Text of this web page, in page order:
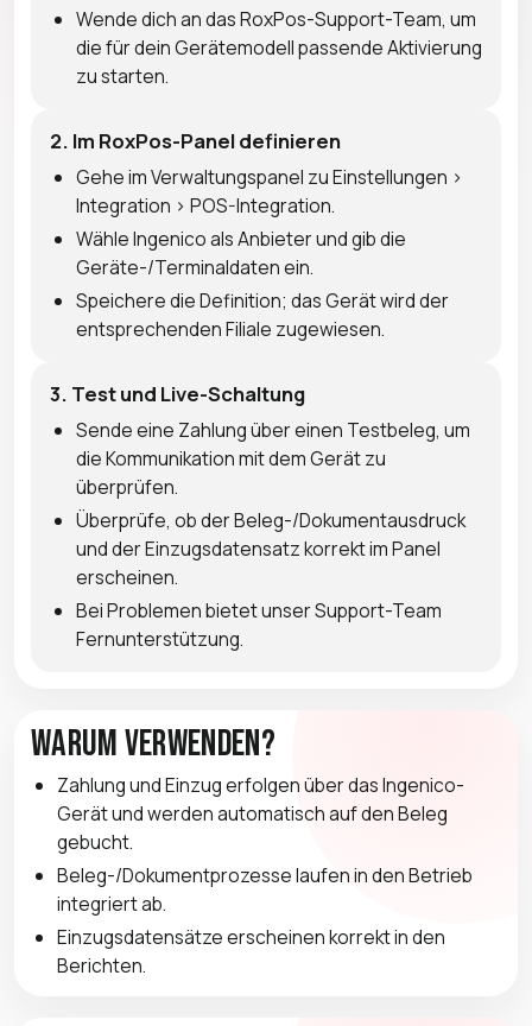
Wende dich an das RoxPos-Support-Team, um
die für dein Gerätemodell passende Aktivierung
zu starten.
2. Im RoxPos-Panel definieren
Gehe im Verwaltungspanel zu Einstellungen >
Integration > POS-Integration.
Wähle Ingenico als Anbieter und gib die
Geräte-/Terminaldaten ein.
Speichere die Definition; das Gerät wird der
entsprechenden Filiale zugewiesen.
3. Test und Live-Schaltung
Sende eine Zahlung über einen Testbeleg, um
die Kommunikation mit dem Gerät zu
überprüfen.
Überprüfe, ob der Beleg-/Dokumentausdruck
und der Einzugsdatensatz korrekt im Panel
erscheinen.
Bei Problemen bietet unser Support-Team
Fernunterstützung.
Warum verwenden?
Zahlung und Einzug erfolgen über das Ingenico-
Gerät und werden automatisch auf den Beleg
gebucht.
Beleg-/Dokumentprozesse laufen in den Betrieb
integriert ab.
Einzugsdatensätze erscheinen korrekt in den
Berichten.